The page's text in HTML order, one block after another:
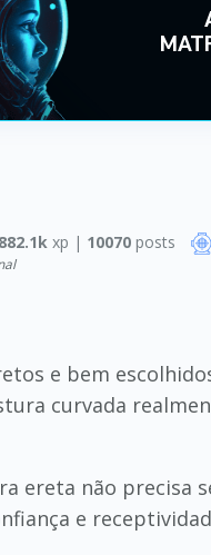
xp | 10070posts
e bem
curvada
ereta não precisa
e